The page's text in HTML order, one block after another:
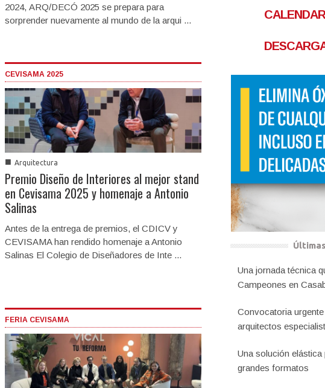
2024, ARQ/DECÓ 2025 se prepara para
sorprender nuevamente al mundo de la arqui ...
CEVISAMA 2025
■ Arquitectura
Premio Diseño de Interiores al mejor stand
en Cevisama 2025 y homenaje a Antonio
Salinas
Antes de la entrega de premios, el CDICV y
CEVISAMA han rendido homenaje a Antonio
Salinas El Colegio de Diseñadores de Inte ...
FERIA CEVISAMA
Una jornada técnica
Campeones en
Convocatoria
arquitectos
Una solución
grandes formatos